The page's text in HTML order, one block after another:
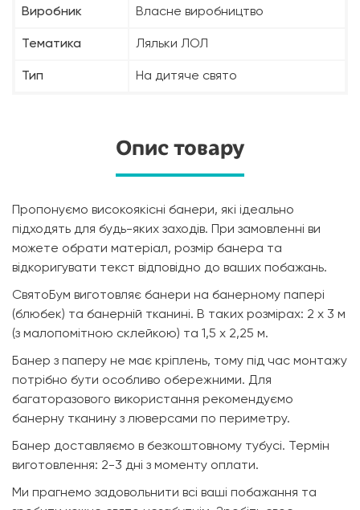
Виробник Власне виробництво
Тематика Ляльки ЛОЛ
Тип На дитяче свято
Опис товару
Пропонуємо високоякісні банери, які ідеально
підходять для будь-яких заходів. При замовленні ви
можете обрати матеріал, розмір банера та
відкоригувати текст відповідно до ваших побажань.
СвятоБум виготовляє банери на банерному папері
(блюбек) та банерній тканині. В таких розмірах: 2 х 3 м
(з малопомітною склейкою) та 1,5 х 2,25 м.
Банер з паперу не має кріплень, тому під час монтажу
потрібно бути особливо обережними. Для
багаторазового використання рекомендуємо
банерну тканину з люверсами по периметру.
Банер доставляємо в безкоштовному тубусі. Термін
виготовлення: 2-3 дні з моменту оплати.
Ми прагнемо задовольнити всі ваші побажання та